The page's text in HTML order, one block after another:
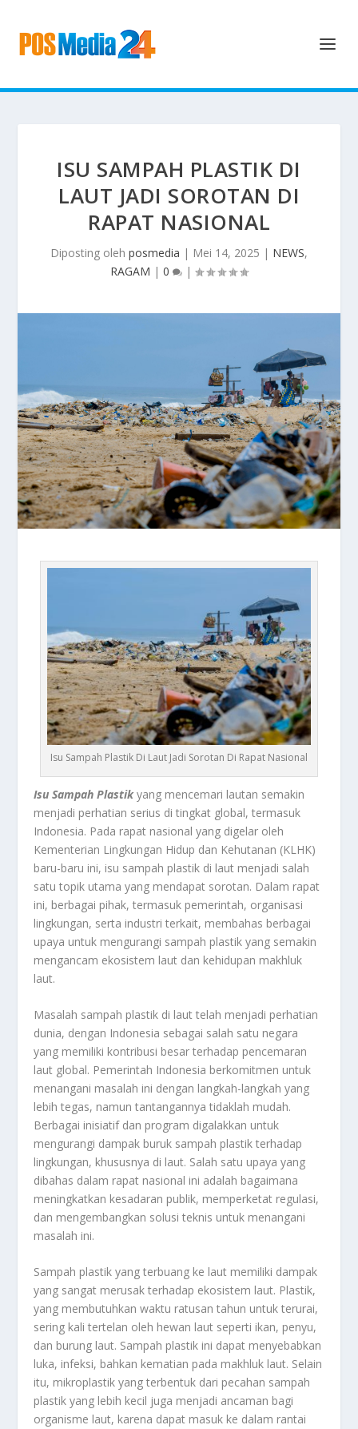
ISU SAMPAH PLASTIK DI
LAUT JADI SOROTAN DI
RAPAT NASIONAL
Diposting oleh posmedia | Mei 14, 2025 | NEWS,
RAGAM | 0 |
Isu Sampah Plastik Di Laut Jadi Sorotan Di Rapat Nasional
Isu Sampah Plastikyang mencemari lautan semakin
menjadi perhatian serius di tingkat global, termasuk
Indonesia. Pada rapat nasional yang digelar oleh
Kementerian Lingkungan Hidup dan Kehutanan (KLHK)
baru-baru ini, isu sampah plastik di laut menjadi salah
satu topik utama yang mendapat sorotan. Dalam rapat
ini, berbagai pihak, termasuk pemerintah, organisasi
lingkungan, serta industri terkait, membahas berbagai
upaya untuk mengurangi sampah plastik yang semakin
mengancam ekosistem laut dan kehidupan makhluk
laut.
Masalah sampah plastik di laut telah menjadi perhatian
dunia, dengan Indonesia sebagai salah satu negara
yang memiliki kontribusi besar terhadap pencemaran
laut global. Pemerintah Indonesia berkomitmen untuk
menangani masalah ini dengan langkah-langkah yang
lebih tegas, namun tantangannya tidaklah mudah.
Berbagai inisiatif dan program digalakkan untuk
mengurangi dampak buruk sampah plastik terhadap
lingkungan, khususnya di laut. Salah satu upaya yang
dibahas dalam rapat nasional ini adalah bagaimana
meningkatkan kesadaran publik, memperketat regulasi,
dan mengembangkan solusi teknis untuk menangani
masalah ini.
Sampah plastik yang terbuang ke laut memiliki dampak
yang sangat merusak terhadap ekosistem laut. Plastik,
yang membutuhkan waktu ratusan tahun untuk terurai,
sering kali tertelan oleh hewan laut seperti ikan, penyu,
dan burung laut. Sampah plastik ini dapat menyebabkan
luka, infeksi, bahkan kematian pada makhluk laut. Selain
itu, mikroplastik yang terbentuk dari pecahan sampah
plastik yang lebih kecil juga menjadi ancaman bagi
organisme laut, karena dapat masuk ke dalam rantai